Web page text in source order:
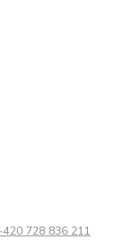
728 836 211